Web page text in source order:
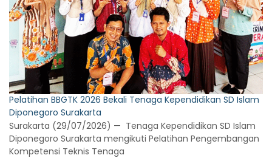
Pelatihan BBGTK 2026 Bekali Tenaga Kependidikan SD Islam
Diponegoro Surakarta
Surakarta (29/07/2026) — Tenaga Kependidikan SD Islam
Diponegoro Surakarta mengikuti Pelatihan Pengembangan
Kompetensi Teknis Tenaga